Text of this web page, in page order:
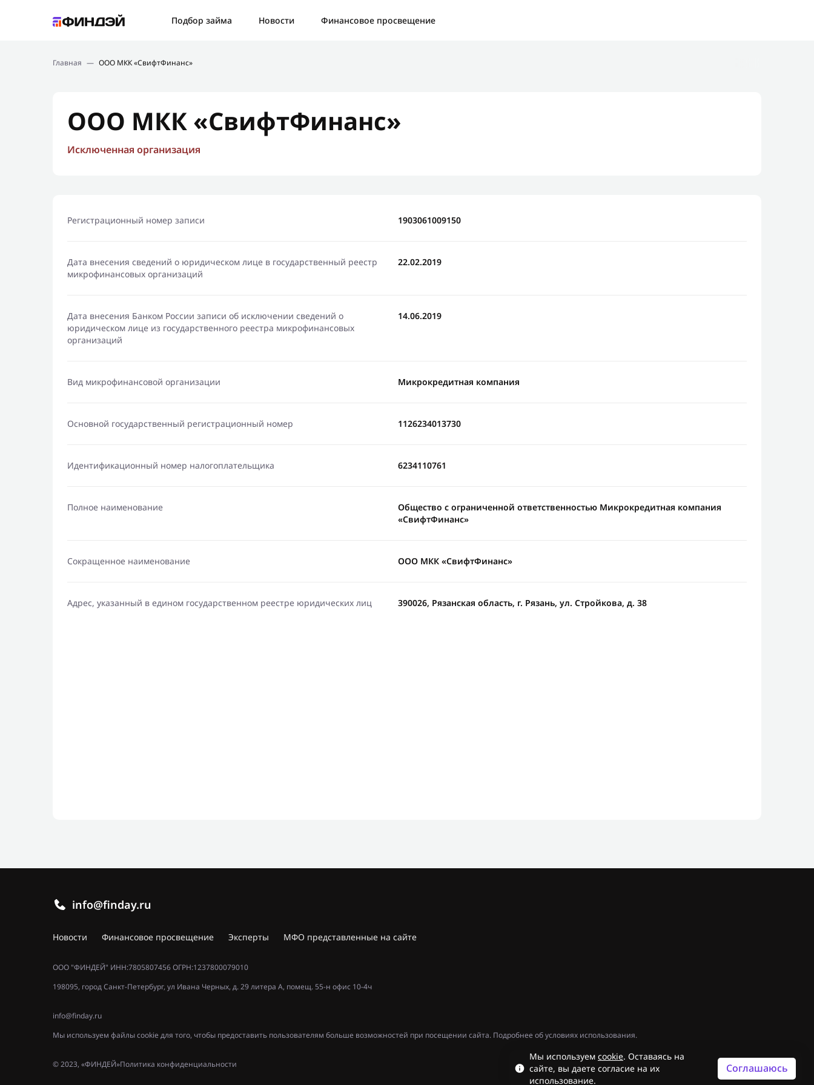
Подбор займа Новости
Финансовое просвещение
Новости
Главная — ООО МКК «СвифтФинанс»
ООО МКК «СвифтФинанс»
Исключенная организация
Регистрационный номер записи 1903061009150
Дата внесения сведений о юридическом лице в государственный реестр
микрофинансовых организаций
22.02.2019
Дата внесения Банком России записи об исключении сведений о
юридическом лице из государственного реестра микрофинансовых
организаций
14.06.2019
Вид микрофинансовой организации Микрокредитная компания
Основной государственный регистрационный номер 1126234013730
Идентификационный номер налогоплательщика 6234110761
Полное наименование
Общество с ограниченной ответственностью Микрокредитная компания
«СвифтФинанс»
Сокращенное наименование ООО МКК «СвифтФинанс»
Адрес, указанный в едином государственном реестре юридических лиц 390026, Рязанская область, г. Рязань, ул. Стройкова, д. 38
info@finday.ru
Новости Финансовое просвещение Эксперты МФО представленные на сайте
ООО "ФИНДЕЙ" ИНН:7805807456 ОГРН:1237800079010
198095, город Санкт-Петербург, ул Ивана Черных, д. 29 литера А, помещ. 55-н офис 10-4ч
info@finday.ru
Мы используем файлы cookie для того, чтобы предоставить пользователям больше возможностей при посещении сайта. Подробнее об условиях использования.
Политика конфиденциальности
© 2023, «ФИНДЕЙ»
Мы используем cookie. Оставаясь на
сайте, вы даете согласие на их
использование.
Соглашаюсь
Ошибка: Контактная форма не найдена.